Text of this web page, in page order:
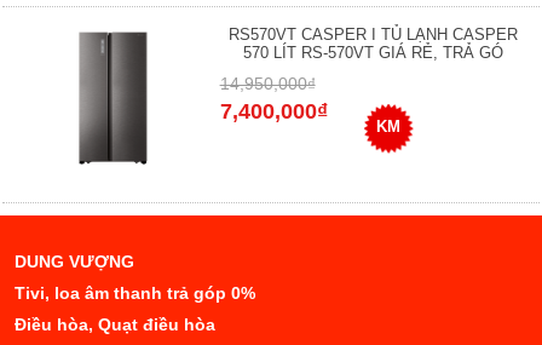
RS570VT CASPER I TỦ LẠNH CASPER
570 LÍT RS-570VT GIÁ RẺ, TRẢ GÓ
14,950,000₫
7,400,000₫
KM
DUNG VƯỢNG
Tivi, loa âm thanh trả góp 0%
Điều hòa, Quạt điều hòa